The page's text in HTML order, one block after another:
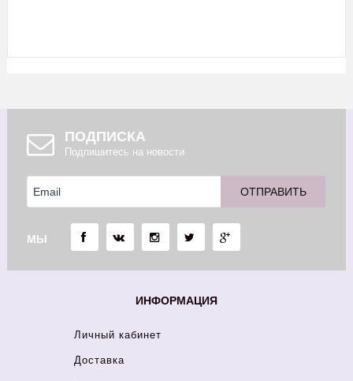
ПОДПИСКА
Подпишитесь на новости
МЫ
ИНФОРМАЦИЯ
Личный кабинет
Доставка